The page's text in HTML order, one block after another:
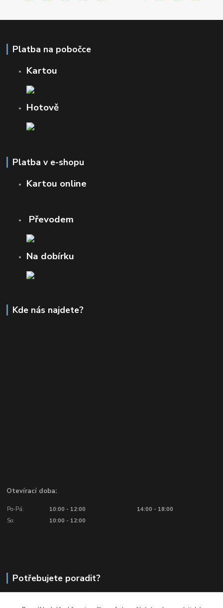
Platba na pobočce
Kartou
Hotově
Platba v e-shopu
Kartou online
Převodem
Na dobírku
Kde nás najdete?
Otevírací doba:
Po-Pá: 10:00 - 12:00
14:00 - 18:00
So:
10:00 - 12:00
Potřebujete poradit?